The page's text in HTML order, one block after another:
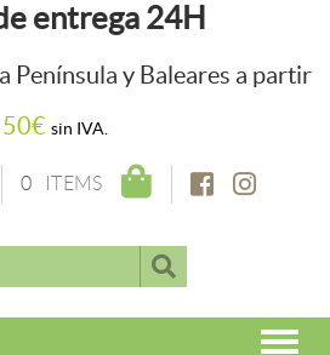
entrega 24H
a Península y Baleares a partir
50€ sin IVA.
0 ITEMS